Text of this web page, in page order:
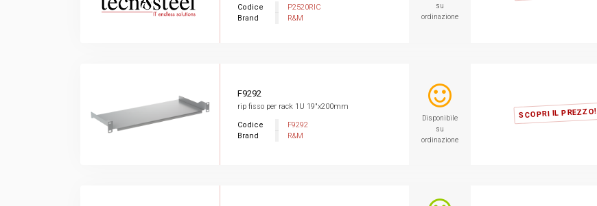
Codice
P2520RIC
Brand
R&M
su
ordinazione
SCOPRI IL PREZZO!
F9292
rip fisso per rack 1U 19"x200mm
Codice
F9292
Brand
R&M
Disponibile
su
ordinazione